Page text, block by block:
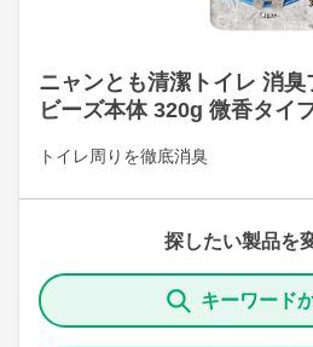
ニャンとも清潔トイレ 消
ビーズ本体 320g 微香タイ
トイレ周りを徹底消臭
探したい製品を
キーワード